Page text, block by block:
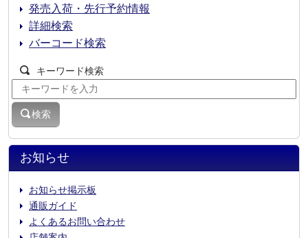
お知らせ
お知らせ掲示板
通販ガイド
よくあるお問い合わせ
発売入荷・先行予約情報
詳細検索
バーコード検索
キーワード検索
検索